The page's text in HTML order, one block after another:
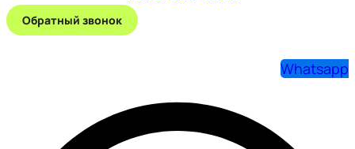
Обратный звонок
Whatsapp